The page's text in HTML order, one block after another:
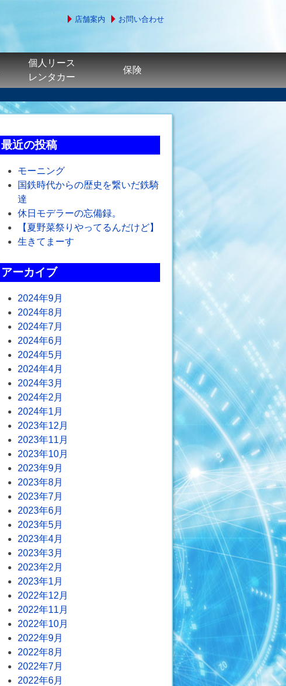
店舗案内 お問い合わせ
個人リース
レンタカー
保険
最近の投稿
モーニング
国鉄時代からの歴史を繋いだ鉄騎
達
休日モデラーの忘備録。
【夏野菜祭りやってるんだけど】
生きてまーす
アーカイブ
2024年9月
2024年8月
2024年7月
2024年6月
2024年5月
2024年4月
2024年3月
2024年2月
2024年1月
2023年12月
2023年11月
2023年10月
2023年9月
2023年8月
2023年7月
2023年6月
2023年5月
2023年4月
2023年3月
2023年2月
2023年1月
2022年12月
2022年11月
2022年10月
2022年9月
2022年8月
2022年7月
2022年6月